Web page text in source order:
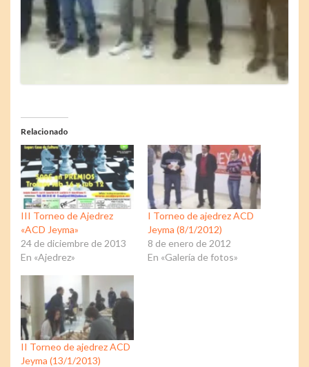
Relacionado
III Torneo de Ajedrez
«ACD Jeyma»
24 de diciembre de 2013
En «Ajedrez»
I Torneo de ajedrez ACD
Jeyma (8/1/2012)
8 de enero de 2012
En «Galería de fotos»
II Torneo de ajedrez ACD
Jeyma (13/1/2013)